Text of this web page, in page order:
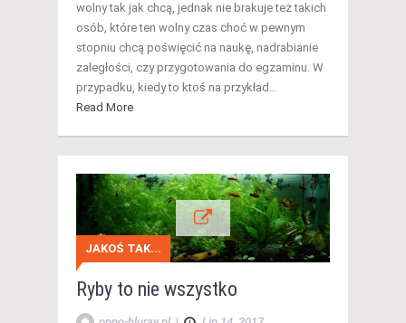
wolny tak jak chcą, jednak nie brakuje też takich
osób, które ten wolny czas choć w pewnym
stopniu chcą poświęcić na naukę, nadrabianie
zaległości, czy przygotowania do egzaminu. W
przypadku, kiedy to ktoś na przykład…
Read More
JAKOŚ TAK...
Ryby to nie wszystko